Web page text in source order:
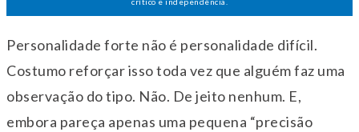
Personalidade forte não é personalidade difícil.
Costumo reforçar isso toda vez que alguém faz uma
observação do tipo. Não. De jeito nenhum. E,
embora pareça apenas uma pequena “precisão